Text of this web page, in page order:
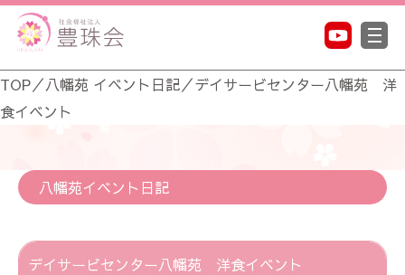
TOP／八幡苑 イベント日記／デイサービセンター八幡苑 洋
食イベント
八幡苑イベント日記
デイサービセンター八幡苑 洋食イベント